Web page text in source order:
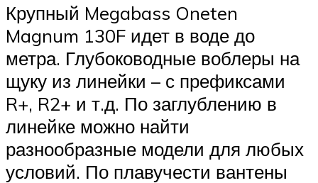
Крупный Megabass Oneten
Magnum 130F идет в воде до
метра. Глубоководные воблеры на
щуку из линейки – с префиксами
R+, R2+ и т.д. По заглублению в
линейке можно найти
разнообразные модели для любых
условий. По плавучести вантены